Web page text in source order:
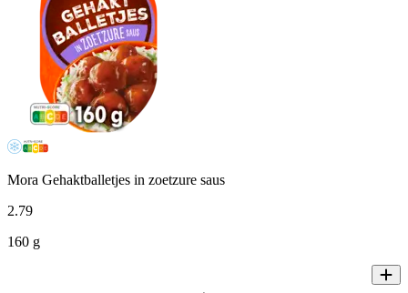
Mora Gehaktballetjes in zoetzure saus
2.79
160 g